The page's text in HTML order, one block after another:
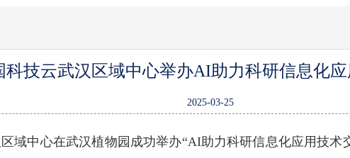
科技云武汉区域中心举办AI助力科研信息化
2025-03-25
域中心在武汉植物园成功举办“AI助力科研信息化应用技术